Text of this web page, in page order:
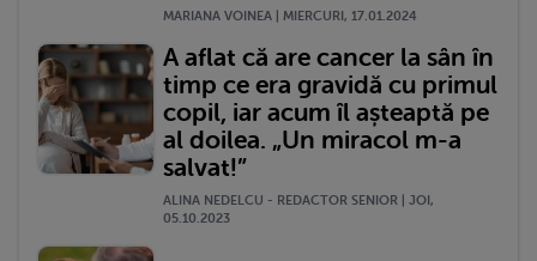
MARIANA VOINEA | MIERCURI, 17.01.2024
A aflat că are cancer la sân în
timp ce era gravidă cu primul
copil, iar acum îl așteaptă pe
al doilea. „Un miracol m-a
salvat!”
ALINA NEDELCU - REDACTOR SENIOR | JOI,
05.10.2023